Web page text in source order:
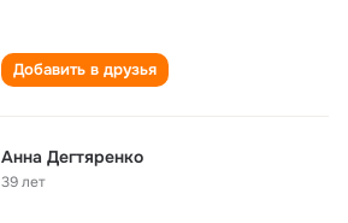
Добавить в друзья
Анна Дегтяренко
39 лет